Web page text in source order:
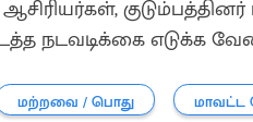
குடும்பத்தினர்
நடவடிக்கை எடுக்க
மற்றவை / பொது மாவட்ட